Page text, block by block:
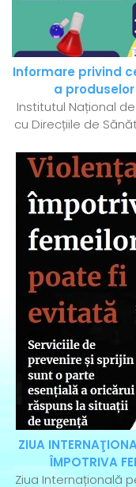
Informare privind
a
Institutul Național
cu Direcțiile de
ZIUA
ÎMPOTRIVA
Ziua Internațională